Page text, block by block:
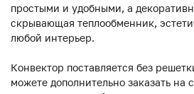
простыми и удобными, а
скрывающая теплообменник,
любой интерьер.
Конвектор поставляется без
можете дополнительно заказать на